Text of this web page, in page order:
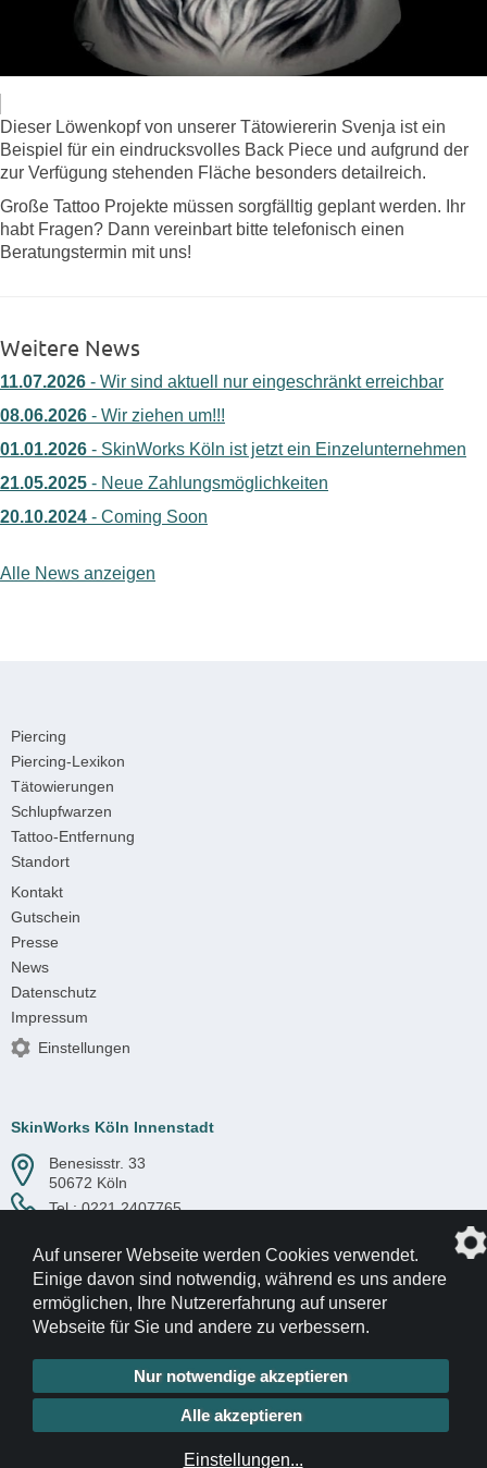
Dieser Löwenkopf von unserer Tätowiererin Svenja ist ein
Beispiel für ein eindrucksvolles Back Piece und aufgrund der
zur Verfügung stehenden Fläche besonders detailreich.
Große Tattoo Projekte müssen sorgfälltig geplant werden. Ihr
habt Fragen? Dann vereinbart bitte telefonisch einen
Beratungstermin mit uns!
Weitere News
11.07.2026 - Wir sind aktuell nur eingeschränkt erreichbar
08.06.2026 - Wir ziehen um!!!
01.01.2026 - SkinWorks Köln ist jetzt ein Einzelunternehmen
21.05.2025 - Neue Zahlungsmöglichkeiten
20.10.2024 - Coming Soon
Alle News anzeigen
Piercing
Piercing-Lexikon
Tätowierungen
Schlupfwarzen
Tattoo-Entfernung
Standort
Kontakt
Gutschein
Presse
News
Datenschutz
Impressum
Einstellungen
SkinWorks Köln Innenstadt
Benesisstr. 33
50672 Köln
Tel.:0221 2407765
Internetagentur: die profilschmiede
Auf unserer Webseite werden Cookies verwendet.
Einige davon sind notwendig, während es uns andere
ermöglichen, Ihre Nutzererfahrung auf unserer
Webseite für Sie und andere zu verbessern.
Nur notwendige akzeptieren
Alle akzeptieren
Einstellungen...